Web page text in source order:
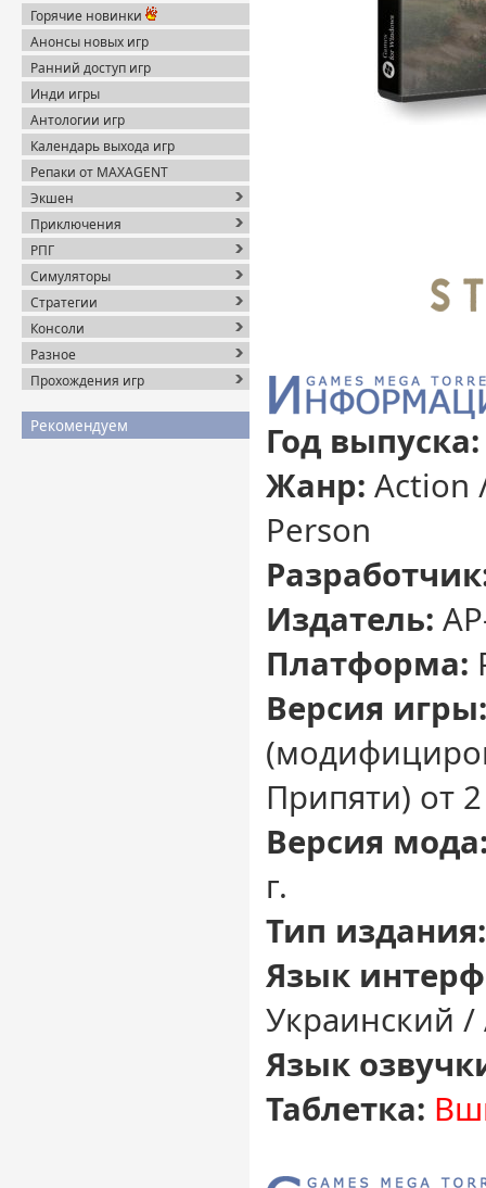
Горячие новинки
Анонсы новых игр
Ранний доступ игр
Инди игры
Антологии игр
Календарь выхода игр
Репаки от MAXAGENT
Экшен
Приключения
РПГ
Симуляторы
Стратегии
Консоли
Разное
Прохождения игр
Рекомендуем Год выпуска:
Жанр: Action
Person
Издатель:
Платформа:
Версия игры:
Припяти) от
Версия
г.
Тип издания:
Язык
Украинский /
Язык
Таблетка: